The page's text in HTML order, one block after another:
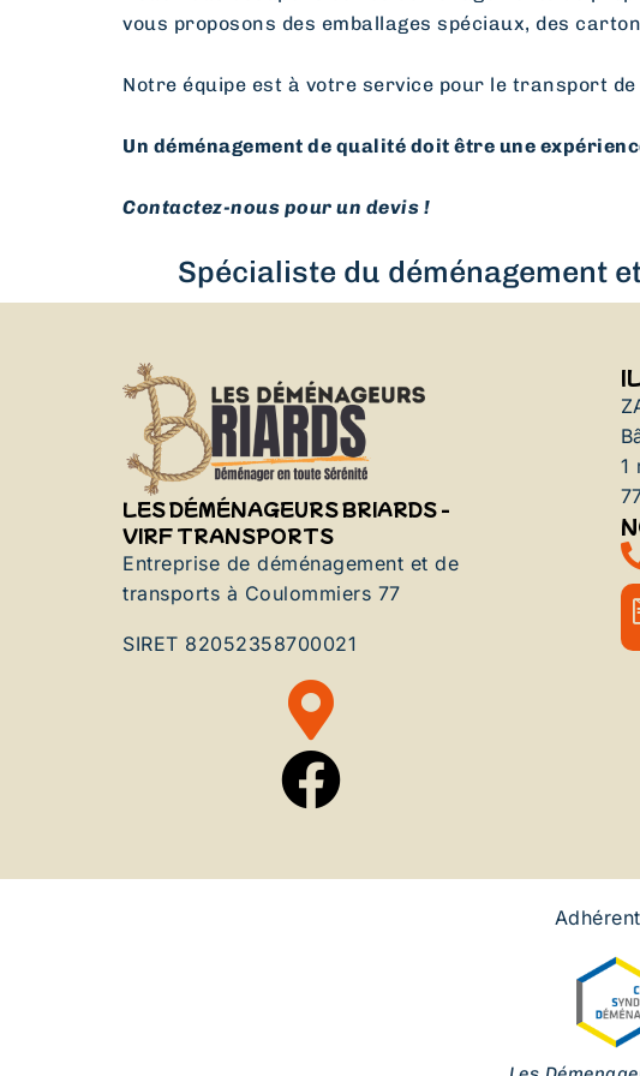
vous proposons des emballages spéciaux, des
Notre équipe est à votre service pour le transport
Un déménagement de qualité doit être une
Contactez-nous pour un devis !
Spécialiste du déménagement
LES DÉMÉNAGEURS BRIARDS -
VIRF TRANSPORTS
Entreprise de déménagement et de
transports à Coulommiers 77
SIRET 82052358700021
1